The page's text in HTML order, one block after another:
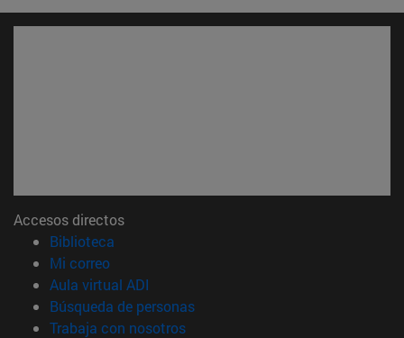
Accesos directos
Biblioteca
Mi correo(abre en nueva ventana)
Aula virtual ADI
Búsqueda de personas(abre en nueva ventana)
Trabaja con nosotros(abre en nueva ventana)